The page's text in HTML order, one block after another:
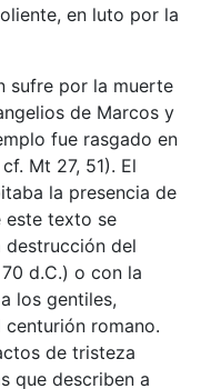
en luto por la
sufre por la muerte
de Marcos y
fue rasgado en
Mt 27, 51). El
la presencia de
este texto se
destrucción del
d.C.) o con la
los gentiles,
romano.
de tristeza
que describen a